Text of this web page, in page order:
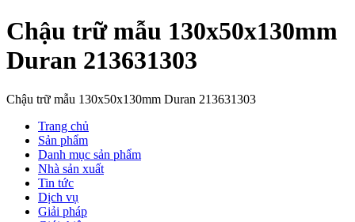
Chậu trữ mẫu 130x50x130mm
Duran 213631303
Chậu trữ mẫu 130x50x130mm Duran 213631303
Trang chủ
Sản phẩm
Danh mục sản phẩm
Nhà sản xuất
Tin tức
Dịch vụ
Giải pháp